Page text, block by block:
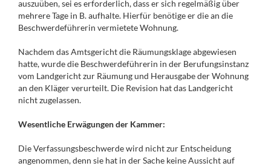
auszuüben, sei es erforderlich, dass er sich regelmäßig über
mehrere Tage in B. aufhalte. Hierfür benötige er die an die
Beschwerdeführerin vermietete Wohnung.
Nachdem das Amtsgericht die Räumungsklage abgewiesen
hatte, wurde die Beschwerdeführerin in der Berufungsinstanz
vom Landgericht zur Räumung und Herausgabe der Wohnung
an den Kläger verurteilt. Die Revision hat das Landgericht
nicht zugelassen.
Wesentliche Erwägungen der Kammer:
Die Verfassungsbeschwerde wird nicht zur Entscheidung
angenommen, denn sie hat in der Sache keine Aussicht auf